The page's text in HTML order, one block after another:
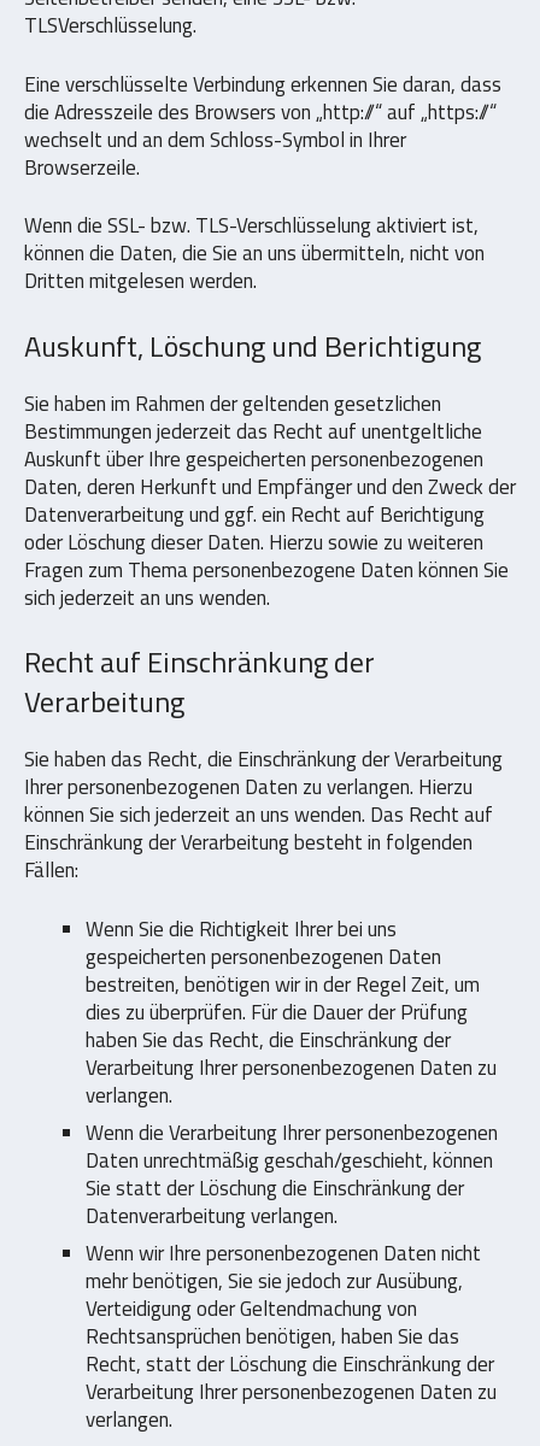
TLSVerschlüsselung.
Eine verschlüsselte Verbindung erkennen Sie daran, dass
die Adresszeile des Browsers von „http://“ auf „https://“
wechselt und an dem Schloss-Symbol in Ihrer
Browserzeile.
Wenn die SSL- bzw. TLS-Verschlüsselung aktiviert ist,
können die Daten, die Sie an uns übermitteln, nicht von
Dritten mitgelesen werden.
Auskunft, Löschung und Berichtigung
Sie haben im Rahmen der geltenden gesetzlichen
Bestimmungen jederzeit das Recht auf unentgeltliche
Auskunft über Ihre gespeicherten personenbezogenen
Daten, deren Herkunft und Empfänger und den Zweck der
Datenverarbeitung und ggf. ein Recht auf Berichtigung
oder Löschung dieser Daten. Hierzu sowie zu weiteren
Fragen zum Thema personenbezogene Daten können Sie
sich jederzeit an uns wenden.
Recht auf Einschränkung der
Verarbeitung
Sie haben das Recht, die Einschränkung der Verarbeitung
Ihrer personenbezogenen Daten zu verlangen. Hierzu
können Sie sich jederzeit an uns wenden. Das Recht auf
Einschränkung der Verarbeitung besteht in folgenden
Fällen:
Wenn Sie die Richtigkeit Ihrer bei uns
gespeicherten personenbezogenen Daten
bestreiten, benötigen wir in der Regel Zeit, um
dies zu überprüfen. Für die Dauer der Prüfung
haben Sie das Recht, die Einschränkung der
Verarbeitung Ihrer personenbezogenen Daten zu
verlangen.
Wenn die Verarbeitung Ihrer personenbezogenen
Daten unrechtmäßig geschah/geschieht, können
Sie statt der Löschung die Einschränkung der
Datenverarbeitung verlangen.
Wenn wir Ihre personenbezogenen Daten nicht
mehr benötigen, Sie sie jedoch zur Ausübung,
Verteidigung oder Geltendmachung von
Rechtsansprüchen benötigen, haben Sie das
Recht, statt der Löschung die Einschränkung der
Verarbeitung Ihrer personenbezogenen Daten zu
verlangen.